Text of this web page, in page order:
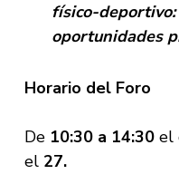
físico-
oportunidades
Horario del Foro
De 10:30 a 14:30el
el 27.